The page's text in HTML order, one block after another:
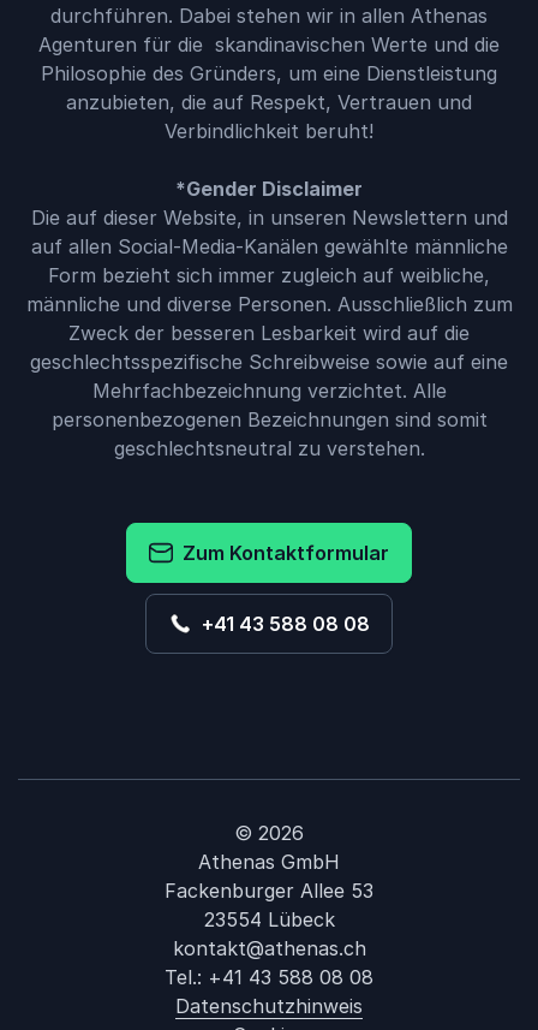
durchführen. Dabei stehen wir in allen Athenas
Agenturen für die skandinavischen Werte und die
Philosophie des Gründers, um eine Dienstleistung
anzubieten, die auf Respekt, Vertrauen und
Verbindlichkeit beruht!
*Gender Disclaimer
Die auf dieser Website, in unseren Newslettern und
auf allen Social-Media-Kanälen gewählte männliche
Form bezieht sich immer zugleich auf weibliche,
männliche und diverse Personen. Ausschließlich zum
Zweck der besseren Lesbarkeit wird auf die
geschlechtsspezifische Schreibweise sowie auf eine
Mehrfachbezeichnung verzichtet. Alle
personenbezogenen Bezeichnungen sind somit
geschlechtsneutral zu verstehen.
Zum Kontaktformular
+41 43 588 08 08
© 2026
Athenas GmbH
Fackenburger Allee 53
23554 Lübeck
kontakt@athenas.ch
Tel.: +41 43 588 08 08
Datenschutzhinweis